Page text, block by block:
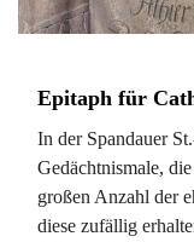
Epitaph für
In der Spandauer
Gedächtnismale,
großen Anzahl der
diese zufällig